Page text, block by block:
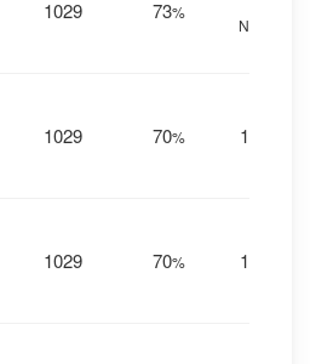
1029 73%
NNW
1029 70% 10
1029 70% 10